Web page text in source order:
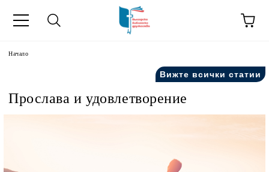
Начало
Вижте всички статии
Прослава и удовлетворение